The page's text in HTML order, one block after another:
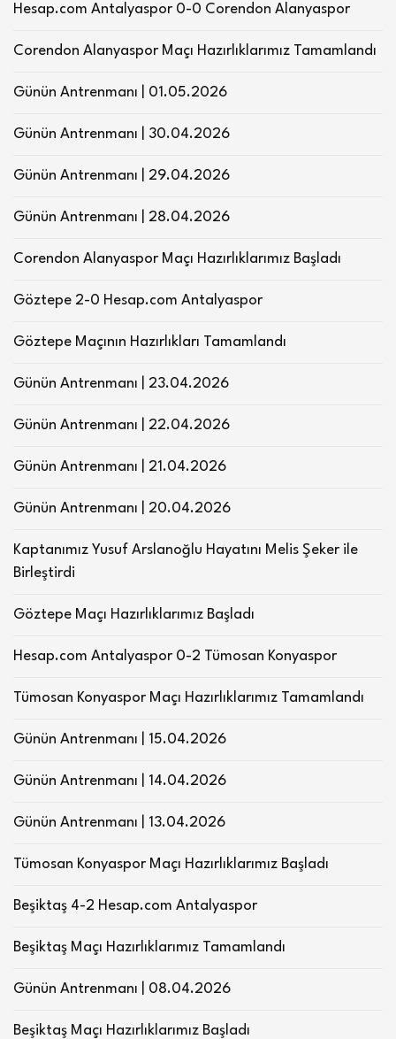
Hesap.com Antalyaspor 0-0 Corendon Alanyaspor
Corendon Alanyaspor Maçı Hazırlıklarımız Tamamlandı
Günün Antrenmanı | 01.05.2026
Günün Antrenmanı | 30.04.2026
Günün Antrenmanı | 29.04.2026
Günün Antrenmanı | 28.04.2026
Corendon Alanyaspor Maçı Hazırlıklarımız Başladı
Göztepe 2-0 Hesap.com Antalyaspor
Göztepe Maçının Hazırlıkları Tamamlandı
Günün Antrenmanı | 23.04.2026
Günün Antrenmanı | 22.04.2026
Günün Antrenmanı | 21.04.2026
Günün Antrenmanı | 20.04.2026
Kaptanımız Yusuf Arslanoğlu Hayatını Melis Şeker ile
Birleştirdi
Göztepe Maçı Hazırlıklarımız Başladı
Hesap.com Antalyaspor 0-2 Tümosan Konyaspor
Tümosan Konyaspor Maçı Hazırlıklarımız Tamamlandı
Günün Antrenmanı | 15.04.2026
Günün Antrenmanı | 14.04.2026
Günün Antrenmanı | 13.04.2026
Tümosan Konyaspor Maçı Hazırlıklarımız Başladı
Beşiktaş 4-2 Hesap.com Antalyaspor
Beşiktaş Maçı Hazırlıklarımız Tamamlandı
Günün Antrenmanı | 08.04.2026
Beşiktaş Maçı Hazırlıklarımız Başladı